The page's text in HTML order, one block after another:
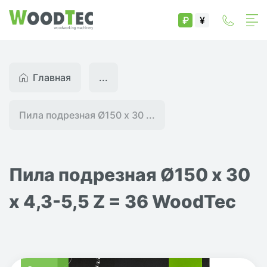
₽ ¥
Главная
Пила подрезная Ø150 х 30 ...
...
Пила подрезная Ø150 х 30
х 4,3-5,5 Z = 36 WoodTec